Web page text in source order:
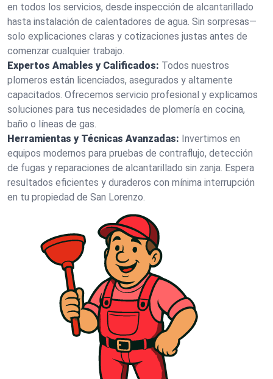
en todos los servicios, desde inspección de alcantarillado
hasta instalación de calentadores de agua. Sin sorpresas—
solo explicaciones claras y cotizaciones justas antes de
comenzar cualquier trabajo.
Expertos Amables y Calificados: Todos nuestros
plomeros están licenciados, asegurados y altamente
capacitados. Ofrecemos servicio profesional y explicamos
soluciones para tus necesidades de plomería en cocina,
baño o líneas de gas.
Herramientas y Técnicas Avanzadas: Invertimos en
equipos modernos para pruebas de contraflujo, detección
de fugas y reparaciones de alcantarillado sin zanja. Espera
resultados eficientes y duraderos con mínima interrupción
en tu propiedad de San Lorenzo.